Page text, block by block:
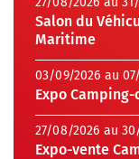
Salon du
Maritime
03/09/2026 au
Expo
27/08/2026 au
Expo-vente